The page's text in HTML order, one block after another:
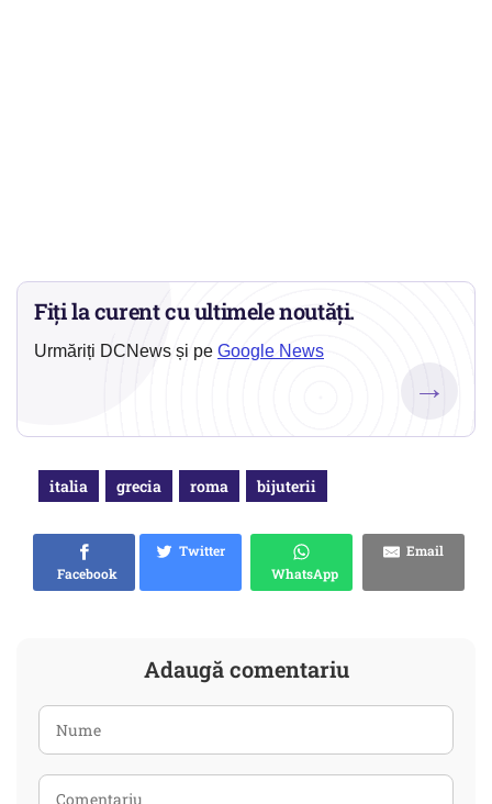
Fiți la curent cu ultimele noutăți.
Urmăriți DCNews și pe Google News
→
italia grecia roma bijuterii
Facebook
Twitter
WhatsApp
Email
Adaugă comentariu